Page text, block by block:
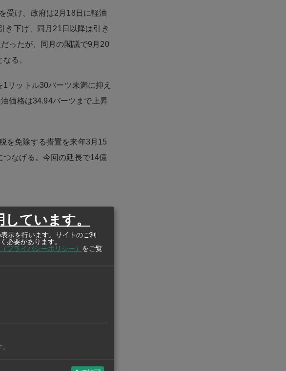
受け、政府は2月18日に軽油
き下げ、同月21日以降は引き
ったが、同月の閣議で9月20
る。
リットル30バーツ未満に抑え
価格は34.94バーツまで上昇
を免除する措置を来年3月15
つなげる。今回の延長で14億
も決めた。同期の電気料金
減する。1カ月の使用量が500
恩恵を受ける見通し。4カ月
https://ashu-aseanstatistics.com/
ています。
示を行います。サイトのご利
必要があります。
プライバシーポリシー） をご覧